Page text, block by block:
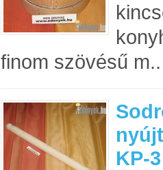
finom szövésű m..
KP-3